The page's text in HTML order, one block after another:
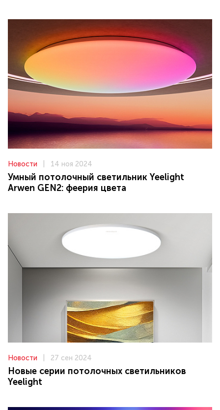
Новости 14 ноя 2024
Умный потолочный светильник Yeelight
Arwen GEN2: феерия цвета
Новости 27 сен 2024
Новые серии потолочных светильников
Yeelight